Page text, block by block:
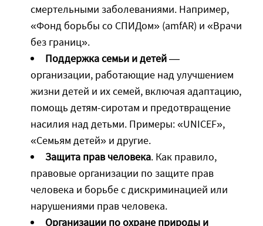
смертельными заболеваниями. Например,
«Фонд борьбы со СПИДом» (amfAR) и «Врачи
без границ».
Поддержка семьи и детей—
организации, работающие над улучшением
жизни детей и их семей, включая адаптацию,
помощь детям-сиротам и предотвращение
насилия над детьми. Примеры: «UNICEF»,
«Семьям детей» и другие.
Защита прав человека. Как правило,
правовые организации по защите прав
человека и борьбе с дискриминацией или
нарушениями прав человека.
Организации по охране природы и